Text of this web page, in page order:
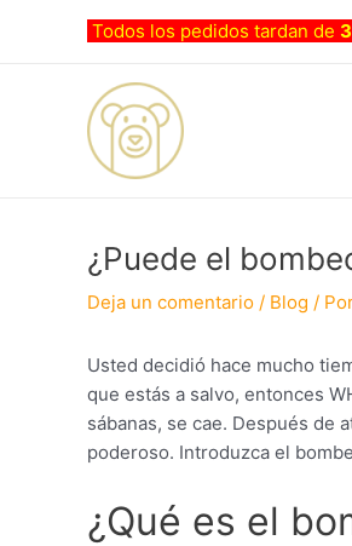
Todos los pedidos tardan de
¿Puede el
Deja un comentario / Blog /
Usted decidió hace mucho
que estás a salvo, entonces
sábanas, se cae. Después de
poderoso. Introduzca el
¿Qué es el
de